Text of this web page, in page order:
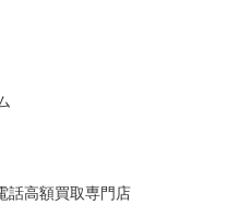
話高額買取専門店